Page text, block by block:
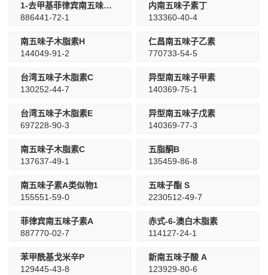
1-去甲基菲律宾南五味子素A
886441-72-1
内南五味子素丁
133360-40-4
南五味子木脂素H
144049-91-2
仁昌南五味子乙素
770733-54-5
台湾五味子木脂素C
130252-44-7
异型南五味子甲素
140369-75-1
台湾五味子木脂素E
697228-90-3
异型南五味子戊素
140369-77-3
南五味子木脂素C
137637-49-1
五脂酮B
135459-86-8
南五味子素A类似物1
155551-59-0
五味子酯 S
2230512-49-7
菲律宾南五味子素A
887770-02-7
赤式-6-澳白木脂素
114127-24-1
苯甲酰基戈米辛P
129445-43-8
新南五味子酸 A
123929-80-6